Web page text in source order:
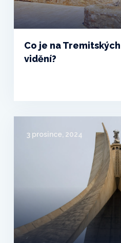
Co je na
vidění?
3 prosince, 2024